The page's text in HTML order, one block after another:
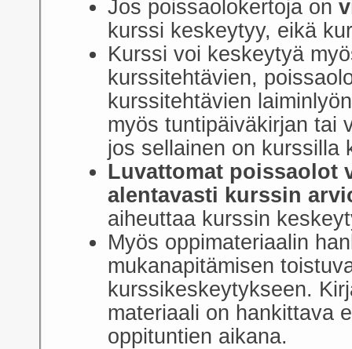
Jos poissaolokertoja on
kurssi keskeytyy, eikä
Kurssi voi keskeytyä
kurssitehtävien,
kurssitehtävien
myös tuntipäiväkirjan tai
jos sellainen on kurssilla
Luvattomat poissaolot
alentavasti kurssin
aiheuttaa kurssin
Myös oppimateriaalin
mukanapitämisen
kurssikeskeytykseen.
materiaali on hankittava
oppituntien aikana.